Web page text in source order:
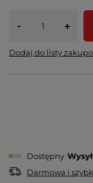
- +
Dodaj do listy
Dostępny
Darmowa i